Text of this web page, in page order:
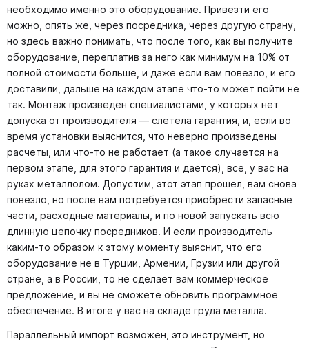
необходимо именно это оборудование. Привезти его
можно, опять же, через посредника, через другую страну,
но здесь важно понимать, что после того, как вы получите
оборудование, переплатив за него как минимум на 10% от
полной стоимости больше, и даже если вам повезло, и его
доставили, дальше на каждом этапе что-то может пойти не
так. Монтаж произведен специалистами, у которых нет
допуска от производителя — слетела гарантия, и, если во
время установки выяснится, что неверно произведены
расчеты, или что-то не работает (а такое случается на
первом этапе, для этого гарантия и дается), все, у вас на
руках металлолом. Допустим, этот этап прошел, вам снова
повезло, но после вам потребуется приобрести запасные
части, расходные материалы, и по новой запускать всю
длинную цепочку посредников. И если производитель
каким-то образом к этому моменту выяснит, что его
оборудование не в Турции, Армении, Грузии или другой
стране, а в России, то не сделает вам коммерческое
предложение, и вы не сможете обновить программное
обеспечение. В итоге у вас на складе груда металла.
Параллельный импорт возможен, это инструмент, но